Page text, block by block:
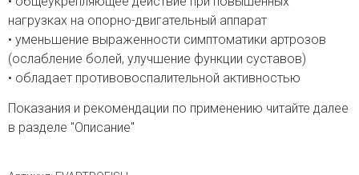
нагрузках на опорно-двигательный аппарат
• уменьшение выраженности симптоматики артрозов
(ослабление болей, улучшение функции суставов)
• обладает противовоспалительной активностью
Показания и рекомендации по применению читайте далее
в разделе "Описание"